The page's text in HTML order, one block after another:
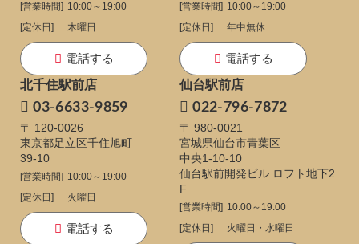
[営業時間] 10:00～19:00
[定休日]
木曜日
電話する
[営業時間] 10:00～19:00
[定休日]
年中無休
電話する
北千住駅前店
03-6633-9859
〒 120-0026
東京都足立区千住旭町
39-10
[営業時間] 10:00～19:00
[定休日]
火曜日
電話する
仙台駅前店
022-796-7872
〒 980-0021
宮城県仙台市青葉区
中央1-10-10
仙台駅前開発ビル ロフト地下2
F
[営業時間] 10:00～19:00
[定休日]
火曜日・水曜日